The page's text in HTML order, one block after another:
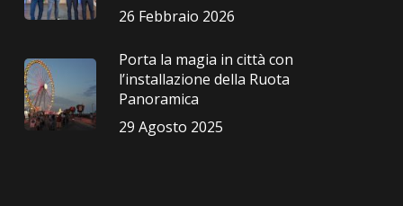
26 Febbraio 2026
Porta la magia in città con
l’installazione della Ruota
Panoramica
29 Agosto 2025